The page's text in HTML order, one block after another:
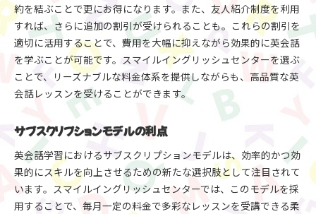
約を結ぶことで更にお得になります。また、友人紹介制度を利用
すれば、さらに追加の割引が受けられることも。これらの割引を
適切に活用することで、費用を大幅に抑えながら効果的に英会話
を学ぶことが可能です。スマイルイングリッシュセンターを選ぶ
ことで、リーズナブルな料金体系を提供しながらも、高品質な英
会話レッスンを受けることができます。
サブスクリプションモデルの利点
英会話学習におけるサブスクリプションモデルは、効率的かつ効
果的にスキルを向上させるための新たな選択肢として注目されて
います。スマイルイングリッシュセンターでは、このモデルを採
用することで、毎月一定の料金で多彩なレッスンを受講できる柔